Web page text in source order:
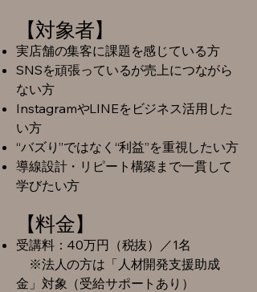
【対象者】
実店舗の集客に課題を感じている方
SNSを頑張っているが売上につながら
ない方
InstagramやLINEをビジネス活用した
い方
“バズり”ではなく“利益”を重視したい方
導線設計・リピート構築まで一貫して
学びたい方
【料金】
受講料：40万円（税抜）／1名
※法人の方は「人材開発支援助成
金」対象（受給サポートあり）